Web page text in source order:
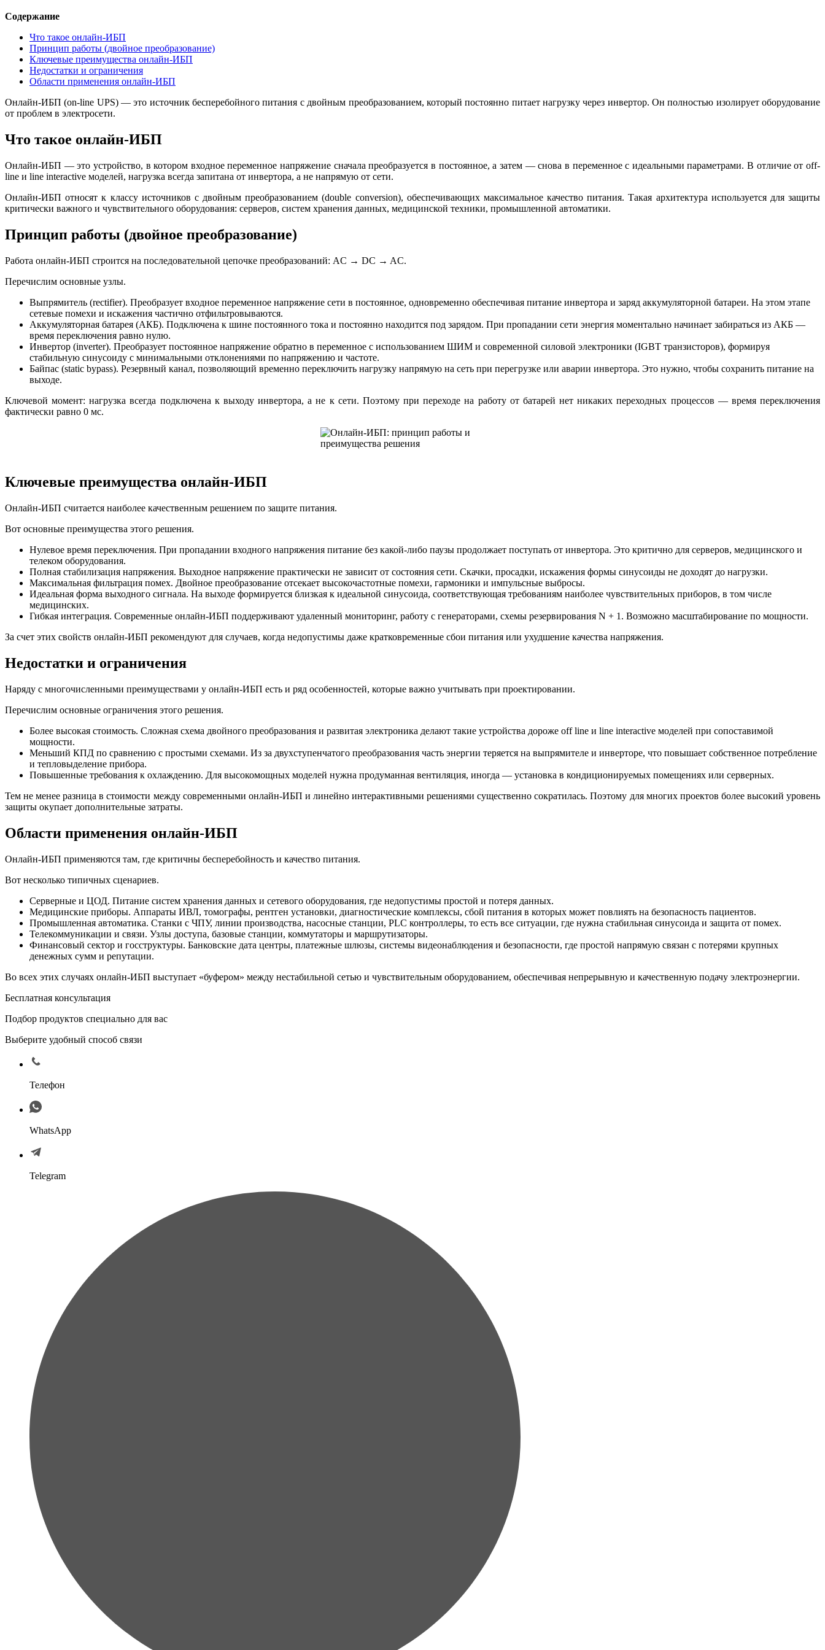
Содержание
Что такое онлайн-ИБП
Принцип работы (двойное преобразование)
Ключевые преимущества онлайн-ИБП
Недостатки и ограничения
Области применения онлайн-ИБП
Онлайн-ИБП (on-line UPS) — это источник бесперебойного питания с двойным преобразованием, который постоянно питает нагрузку через инвертор. Он полностью изолирует оборудование
от проблем в электросети.
Что такое онлайн-ИБП
Онлайн-ИБП — это устройство, в котором входное переменное напряжение сначала преобразуется в постоянное, а затем — снова в переменное с идеальными параметрами. В отличие от off-
line и line interactive моделей, нагрузка всегда запитана от инвертора, а не напрямую от сети.
Онлайн-ИБП относят к классу источников с двойным преобразованием (double conversion), обеспечивающих максимальное качество питания. Такая архитектура используется для защиты
критически важного и чувствительного оборудования: серверов, систем хранения данных, медицинской техники, промышленной автоматики.
Принцип работы (двойное преобразование)
Работа онлайн-ИБП строится на последовательной цепочке преобразований: AC → DC → AC.
Перечислим основные узлы.
Выпрямитель (rectifier). Преобразует входное переменное напряжение сети в постоянное, одновременно обеспечивая питание инвертора и заряд аккумуляторной батареи. На этом этапе
сетевые помехи и искажения частично отфильтровываются.
Аккумуляторная батарея (АКБ). Подключена к шине постоянного тока и постоянно находится под зарядом. При пропадании сети энергия моментально начинает забираться из АКБ —
время переключения равно нулю.
Инвертор (inverter). Преобразует постоянное напряжение обратно в переменное с использованием ШИМ и современной силовой электроники (IGBT транзисторов), формируя
стабильную синусоиду с минимальными отклонениями по напряжению и частоте.
Байпас (static bypass). Резервный канал, позволяющий временно переключить нагрузку напрямую на сеть при перегрузке или аварии инвертора. Это нужно, чтобы сохранить питание на
выходе.
Ключевой момент: нагрузка всегда подключена к выходу инвертора, а не к сети. Поэтому при переходе на работу от батарей нет никаких переходных процессов — время переключения
фактически равно 0 мс.
Ключевые преимущества онлайн-ИБП
Онлайн-ИБП считается наиболее качественным решением по защите питания.
Вот основные преимущества этого решения.
Нулевое время переключения. При пропадании входного напряжения питание без какой-либо паузы продолжает поступать от инвертора. Это критично для серверов, медицинского и
телеком оборудования.
Полная стабилизация напряжения. Выходное напряжение практически не зависит от состояния сети. Скачки, просадки, искажения формы синусоиды не доходят до нагрузки.
Максимальная фильтрация помех. Двойное преобразование отсекает высокочастотные помехи, гармоники и импульсные выбросы.
Идеальная форма выходного сигнала. На выходе формируется близкая к идеальной синусоида, соответствующая требованиям наиболее чувствительных приборов, в том числе
медицинских.
Гибкая интеграция. Современные онлайн-ИБП поддерживают удаленный мониторинг, работу с генераторами, схемы резервирования N + 1. Возможно масштабирование по мощности.
За счет этих свойств онлайн-ИБП рекомендуют для случаев, когда недопустимы даже кратковременные сбои питания или ухудшение качества напряжения.
Недостатки и ограничения
Наряду с многочисленными преимуществами у онлайн-ИБП есть и ряд особенностей, которые важно учитывать при проектировании.
Перечислим основные ограничения этого решения.
Более высокая стоимость. Сложная схема двойного преобразования и развитая электроника делают такие устройства дороже off line и line interactive моделей при сопоставимой
мощности.
Меньший КПД по сравнению с простыми схемами. Из за двухступенчатого преобразования часть энергии теряется на выпрямителе и инверторе, что повышает собственное потребление
и тепловыделение прибора.
Повышенные требования к охлаждению. Для высокомощных моделей нужна продуманная вентиляция, иногда — установка в кондиционируемых помещениях или серверных.
Тем не менее разница в стоимости между современными онлайн-ИБП и линейно интерактивными решениями существенно сократилась. Поэтому для многих проектов более высокий уровень
защиты окупает дополнительные затраты.
Области применения онлайн-ИБП
Онлайн-ИБП применяются там, где критичны бесперебойность и качество питания.
Вот несколько типичных сценариев.
Серверные и ЦОД. Питание систем хранения данных и сетевого оборудования, где недопустимы простой и потеря данных.
Медицинские приборы. Аппараты ИВЛ, томографы, рентген установки, диагностические комплексы, сбой питания в которых может повлиять на безопасность пациентов.
Промышленная автоматика. Станки с ЧПУ, линии производства, насосные станции, PLC контроллеры, то есть все ситуации, где нужна стабильная синусоида и защита от помех.
Телекоммуникации и связи. Узлы доступа, базовые станции, коммутаторы и маршрутизаторы.
Финансовый сектор и госструктуры. Банковские дата центры, платежные шлюзы, системы видеонаблюдения и безопасности, где простой напрямую связан с потерями крупных
денежных сумм и репутации.
Во всех этих случаях онлайн-ИБП выступает «буфером» между нестабильной сетью и чувствительным оборудованием, обеспечивая непрерывную и качественную подачу электроэнергии.
Бесплатная консультация
Подбор продуктов специально для вас
Выберите удобный способ связи
Телефон
WhatsApp
Telegram